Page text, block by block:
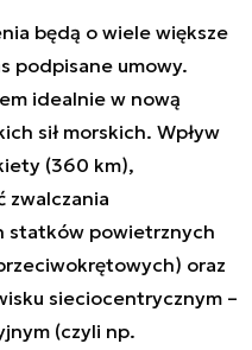
będą o wiele większe
podpisane umowy.
idealnie w nową
sił morskich. Wpływ
(360 km),
zwalczania
statków powietrznych
oraz
sieciocentrycznym –
(czyli np.